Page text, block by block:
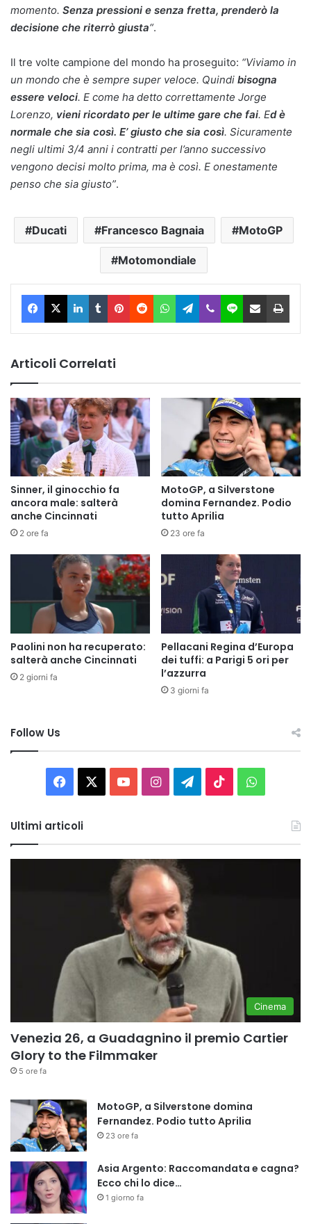
momento. Senza pressioni e senza fretta, prenderò la
decisione che riterrò giusta“.
Il tre volte campione del mondo ha proseguito: “Viviamo in
un mondo che è sempre super veloce. Quindi bisogna
essere veloci. E come ha detto correttamente Jorge
Lorenzo, vieni ricordato per le ultime gare che fai. Ed è
normale che sia così. E’ giusto che sia così. Sicuramente
negli ultimi 3/4 anni i contratti per l’anno successivo
vengono decisi molto prima, ma è così. E onestamente
penso che sia giusto”.
Ducati Francesco Bagnaia MotoGP
Motomondiale
Facebook
X LinkedIn
TumblrPinterest
RedditWhatsAppTelegram
ViberLine Condividi via Email
Articoli Correlati
Sinner, il ginocchio fa
ancora male: salterà
anche Cincinnati
2 ore fa
MotoGP, a Silverstone
domina Fernandez. Podio
tutto Aprilia
23 ore fa
Paolini non ha recuperato:
salterà anche Cincinnati
2 giorni fa
Pellacani Regina d’Europa
dei tuffi: a Parigi 5 ori per
l’azzurra
3 giorni fa
Follow Us
Facebook You InstagramTelegram
TikTok
Ultimi articoli
Cinema
Venezia 26, a Guadagnino il premio Cartier
Glory to the Filmmaker
5 ore fa
MotoGP, a Silverstone domina
Fernandez. Podio tutto Aprilia
23 ore fa
Asia Argento: Raccomandata e cagna?
Ecco chi lo dice…
1 giorno fa